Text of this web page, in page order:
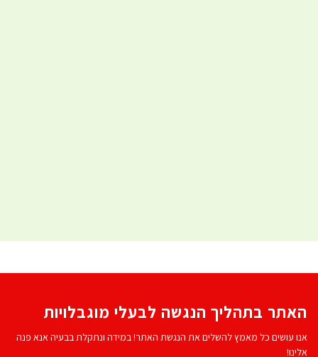
האתר בתהליך הנגשה לבעלי מוגבלויות
אנו עושים כל מאמץ להשלים את הנגשת האתר! במידה ונתקלת בבעיה אנא פנה
אלינו!